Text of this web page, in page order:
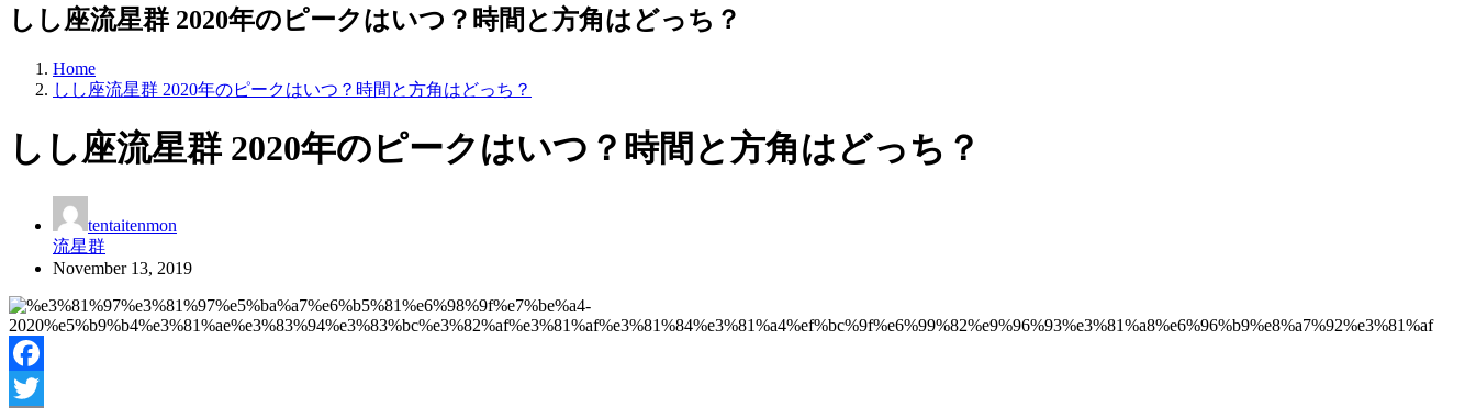
しし座流星群 2020年のピークはいつ？時間と方角はどっち？
Home
しし座流星群 2020年のピークはいつ？時間と方角はどっち？
しし座流星群 2020年のピークはいつ？時間と方角はどっち？
tentaitenmon
流星群
November 13, 2019
Facebook